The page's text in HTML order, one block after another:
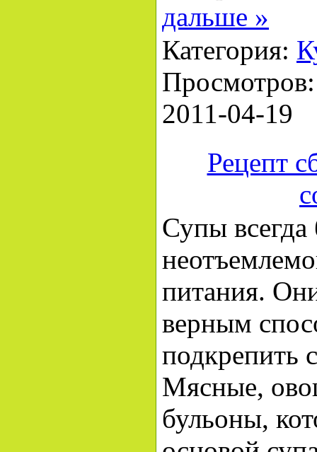
дальше »
Категория:
2011-04-19
Рецепт
Супы
питания.
верным
подкрепить
Мясные,
бульоны,